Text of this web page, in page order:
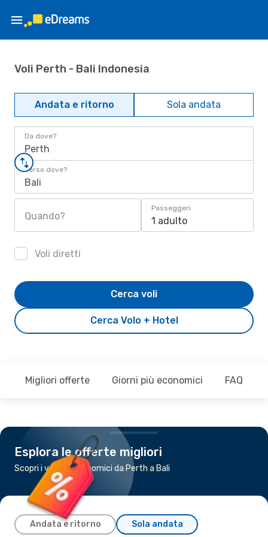
Voli Perth - Bali Indonesia
Andata e ritorno Sola andata
Da dove?
Perth
Verso dove?
Bali
Quando?
Passeggeri
1 adulto
Voli diretti
Cerca Volo + Hotel
Cerca voli
Migliori offerte Giorni più economici FAQ
Esplora le offerte migliori
Scopri i voli più economici da Perth a Bali
Andata e ritorno Sola andata